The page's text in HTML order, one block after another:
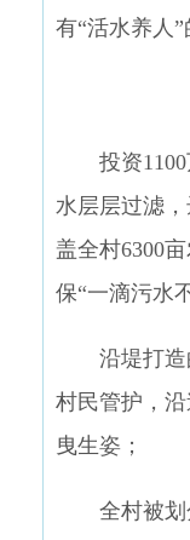
有“活水养
投资
水层层过滤
盖全村6300
保“一滴污水
沿堤打
村民管护，
曳生姿；
全村被